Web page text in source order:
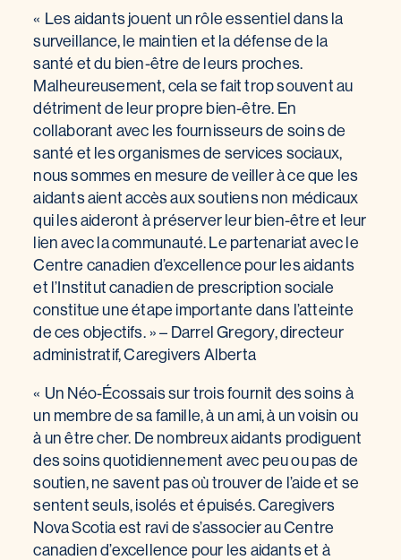
« Les aidants jouent un rôle essentiel dans la
surveillance, le maintien et la défense de la
santé et du bien-être de leurs proches.
Malheureusement, cela se fait trop souvent au
détriment de leur propre bien-être. En
collaborant avec les fournisseurs de soins de
santé et les organismes de services sociaux,
nous sommes en mesure de veiller à ce que les
aidants aient accès aux soutiens non médicaux
qui les aideront à préserver leur bien-être et leur
lien avec la communauté. Le partenariat avec le
Centre canadien d’excellence pour les aidants
et l’Institut canadien de prescription sociale
constitue une étape importante dans l’atteinte
de ces objectifs. » – Darrel Gregory, directeur
administratif, Caregivers Alberta
« Un Néo-Écossais sur trois fournit des soins à
un membre de sa famille, à un ami, à un voisin ou
à un être cher. De nombreux aidants prodiguent
des soins quotidiennement avec peu ou pas de
soutien, ne savent pas où trouver de l’aide et se
sentent seuls, isolés et épuisés. Caregivers
Nova Scotia est ravi de s’associer au Centre
canadien d’excellence pour les aidants et à